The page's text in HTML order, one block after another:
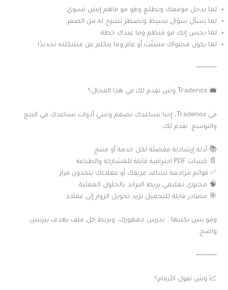
لما يدخل موقعك ويطلع وهو مو فاهم إيش تسوي
لما يسأل سؤال بسيط وتضطر تشرح له من الصفر
لما يحس إنك مو منظم وما عندك خطة
لما يكون محتواك مشتّت أو عام وما يتكلم عن مشكلته تحديدًا
⸻
💼 Tradenox وش تقدم لك في هذا المجال؟
في Tradenox، إحنا نساعدك تصمم وتبني أدوات تساعدك في البيع
والتوسع. نقدم لك:
📚 أدلة إرشادية مفصلة لكل خدمة أو منتج
📄 كتيبات PDF احترافية قابلة للمشاركة والطباعة
✅ قوائم مراجعة تساعد فريقك أو عملاءك يتخذون قرار
🧠 محتوى تعليمي يربط البراند بالحلول العملية
🎯 مصادر قابلة للتحميل تزيد تحويل الزوار إلى عملاء
ومو بس نكتبها… ندرس جمهورك، ونربط كل ملف بهدف بيزنس
واضح.
⸻
📈 وش تقول الأرقام؟